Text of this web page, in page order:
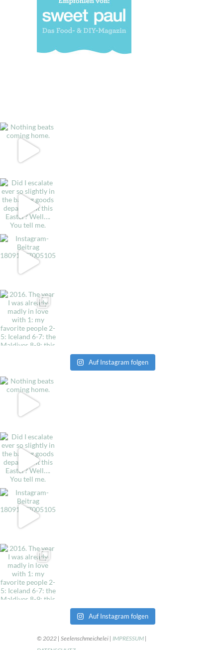
Auf Instagram folgen
Auf Instagram folgen
© 2022 | Seelenschmeichelei | IMPRESSUM |